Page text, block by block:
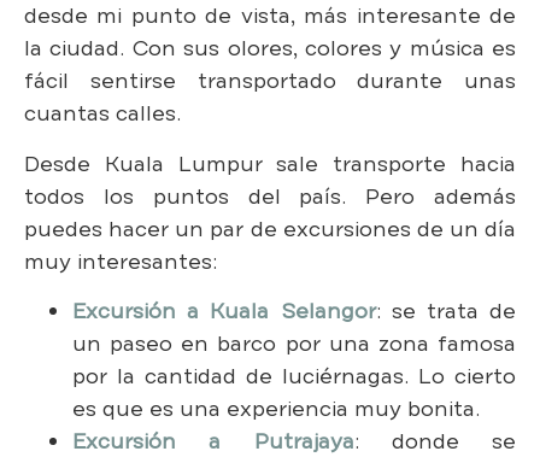
desde mi punto de vista, más interesante de
la ciudad. Con sus olores, colores y música es
fácil sentirse transportado durante unas
cuantas calles.
Desde Kuala Lumpur sale transporte hacia
todos los puntos del país. Pero además
puedes hacer un par de excursiones de un día
muy interesantes:
Excursión a Kuala Selangor: se trata de
un paseo en barco por una zona famosa
por la cantidad de luciérnagas. Lo cierto
es que es una experiencia muy bonita.
Excursión a Putrajaya: donde se